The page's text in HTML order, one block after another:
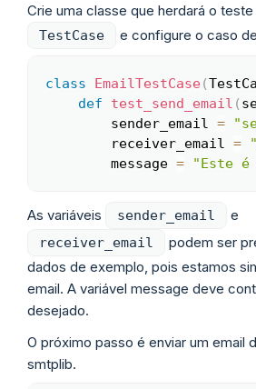
Crie uma classe que herdará o
TestCase e configure o caso
class EmailTestCase(
def
test_send_email (
        sender_email
=
        receiver_email
=
        message
= "Este
As variáveis sender_email e
receiver_email
podem ser
dados de exemplo, pois estamos
email. A variável message deve
desejado.
O próximo passo é enviar um email
smtplib.